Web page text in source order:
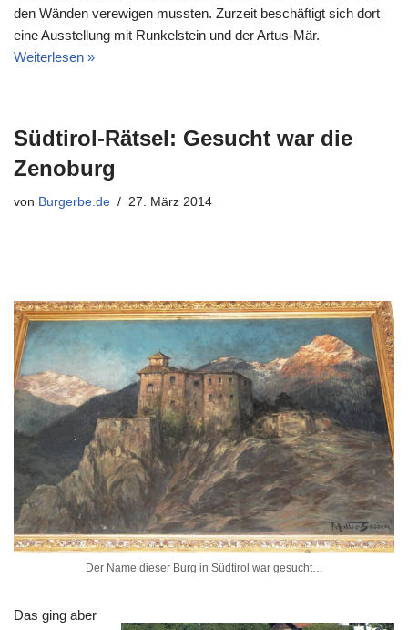
den Wänden verewigen mussten. Zurzeit beschäftigt sich dort
eine Ausstellung mit Runkelstein und der Artus-Mär.
Weiterlesen »
Südtirol-Rätsel: Gesucht war die
Zenoburg
von Burgerbe.de 27. März 2014
Der Name dieser Burg in Südtirol war gesucht…
Das ging aber